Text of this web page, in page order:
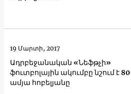
Ադրբեջանական «Նեֆթչի»
ֆուտբոլային ակումբը նշում է 80-
ամյա հոբելյանը
19 Մարտի, 2017